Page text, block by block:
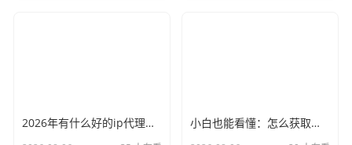
2026年有什么好的ip代理软件？亲测后我只推荐这几个 小白也能看懂：怎么获取代理ip和端口号，一步步教会你